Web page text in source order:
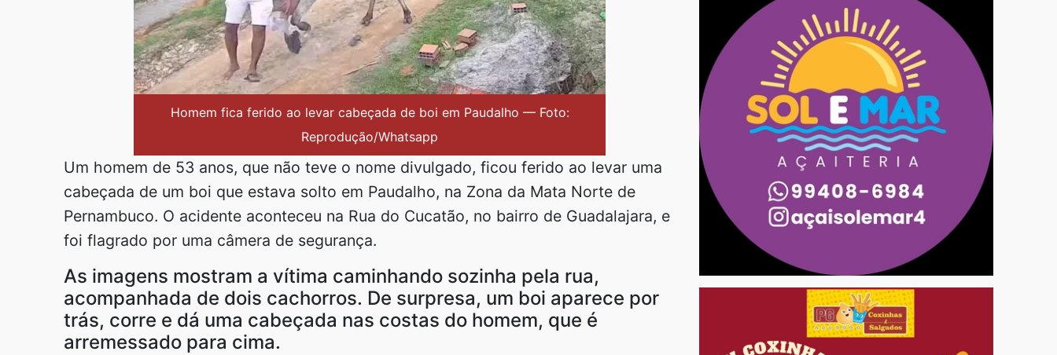
Homem fica ferido ao levar cabeçada de boi em Paudalho — Foto:
Reprodução/Whatsapp
Um homem de 53 anos, que não teve o nome divulgado, ficou ferido ao levar uma
cabeçada de um boi que estava solto em Paudalho, na Zona da Mata Norte de
Pernambuco. O acidente aconteceu na Rua do Cucatão, no bairro de Guadalajara, e
foi flagrado por uma câmera de segurança.
As imagens mostram a vítima caminhando sozinha pela rua,
acompanhada de dois cachorros. De surpresa, um boi aparece por
trás, corre e dá uma cabeçada nas costas do homem, que é
arremessado para cima.